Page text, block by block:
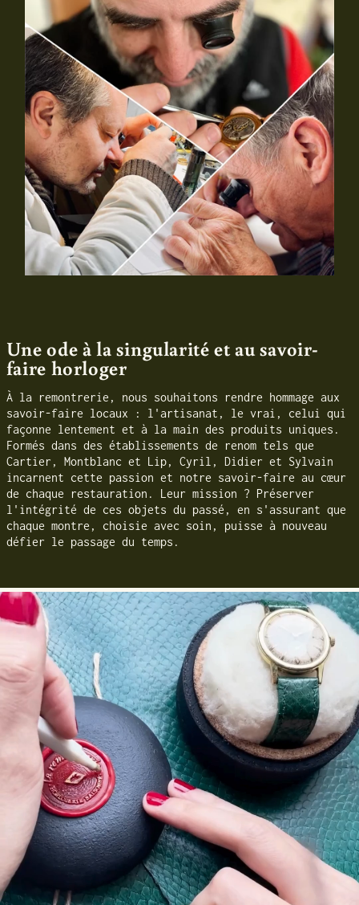
Une ode à la singularité et au savoir-
faire horloger
À la remontrerie, nous souhaitons rendre hommage aux
savoir-faire locaux : l'artisanat, le vrai, celui qui
façonne lentement et à la main des produits uniques.
Formés dans des établissements de renom tels que
Cartier, Montblanc et Lip, Cyril, Didier et Sylvain
incarnent cette passion et notre savoir-faire au cœur
de chaque restauration. Leur mission ? Préserver
l'intégrité de ces objets du passé, en s'assurant que
chaque montre, choisie avec soin, puisse à nouveau
défier le passage du temps.